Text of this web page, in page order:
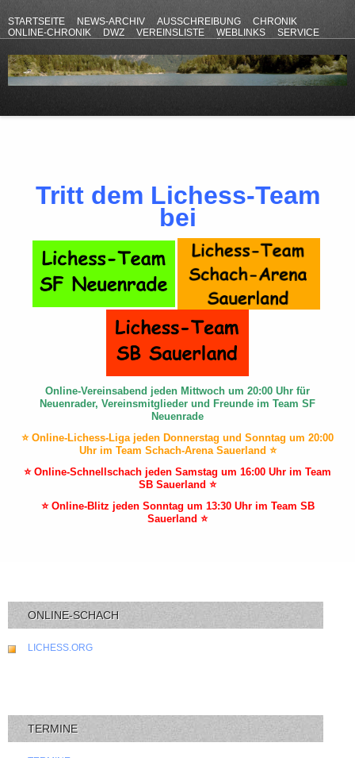
STARTSEITE NEWS-ARCHIV AUSSCHREIBUNG
CHRONIK
ONLINE-CHRONIK
DWZ VEREINSLISTE WEBLINKS
SERVICE
Tritt dem Lichess-Team
bei
Online-Vereinsabend jeden Mittwoch um 20:00 Uhr für
Neuenrader, Vereinsmitglieder und Freunde im Team SF
Neuenrade
⭐ Online-Lichess-Liga jeden Donnerstag und Sonntag um 20:00
Uhr im Team Schach-Arena Sauerland ⭐
⭐ Online-Schnellschach jeden Samstag um 16:00 Uhr im Team
SB Sauerland ⭐
⭐ Online-Blitz jeden Sonntag um 13:30 Uhr im Team SB
Sauerland ⭐
ONLINE-SCHACH
LICHESS.ORG
TERMINE